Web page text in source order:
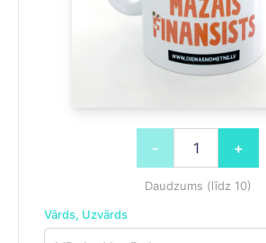
- +
Daudzums (līdz 10)
Vārds, Uzvārds